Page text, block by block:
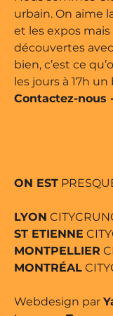
urbain. On aime
et les expos
découvertes
bien, c’est ce
les jours à 17h
Contactez-nous
ON EST
LYON
ST ETIENNE
MONTPELLIER
MONTRÉAL
Webdesign par